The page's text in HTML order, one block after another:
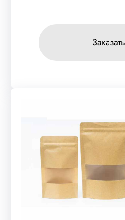
Заказать